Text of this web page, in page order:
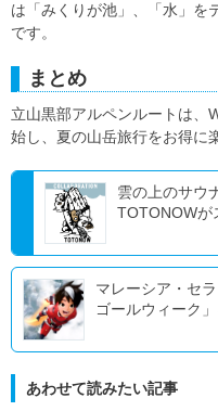
は「みくりが池」、「水」を
です。
まとめ
立山黒部アルペンルートは、
始し、夏の山岳旅行をお得に
雲の上のサウ
TOTONOWが
マレーシア・セ
ゴールウィーク
あわせて読みたい記事